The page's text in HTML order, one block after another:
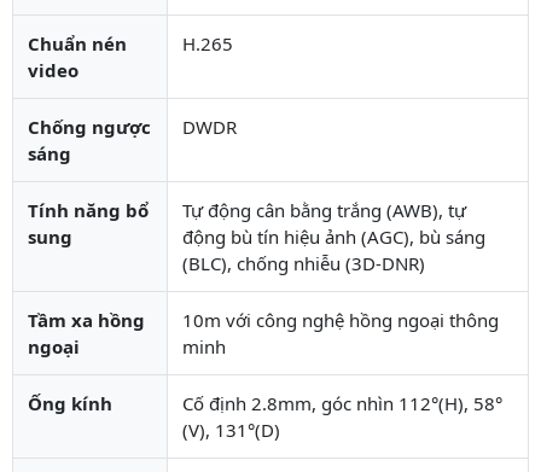
Chuẩn nén
video
H.265
Chống ngược
sáng
DWDR
Tính năng bổ
sung
Tự động cân bằng trắng (AWB), tự
động bù tín hiệu ảnh (AGC), bù sáng
(BLC), chống nhiễu (3D-DNR)
Tầm xa hồng
ngoại
10m với công nghệ hồng ngoại thông
minh
Ống kính
Cố định 2.8mm, góc nhìn 112°(H), 58°
(V), 131°(D)